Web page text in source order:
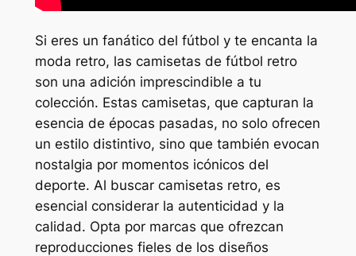
Si eres un fanático del fútbol y te encanta la
moda retro, las camisetas de fútbol retro
son una adición imprescindible a tu
colección. Estas camisetas, que capturan la
esencia de épocas pasadas, no solo ofrecen
un estilo distintivo, sino que también evocan
nostalgia por momentos icónicos del
deporte. Al buscar camisetas retro, es
esencial considerar la autenticidad y la
calidad. Opta por marcas que ofrezcan
reproducciones fieles de los diseños